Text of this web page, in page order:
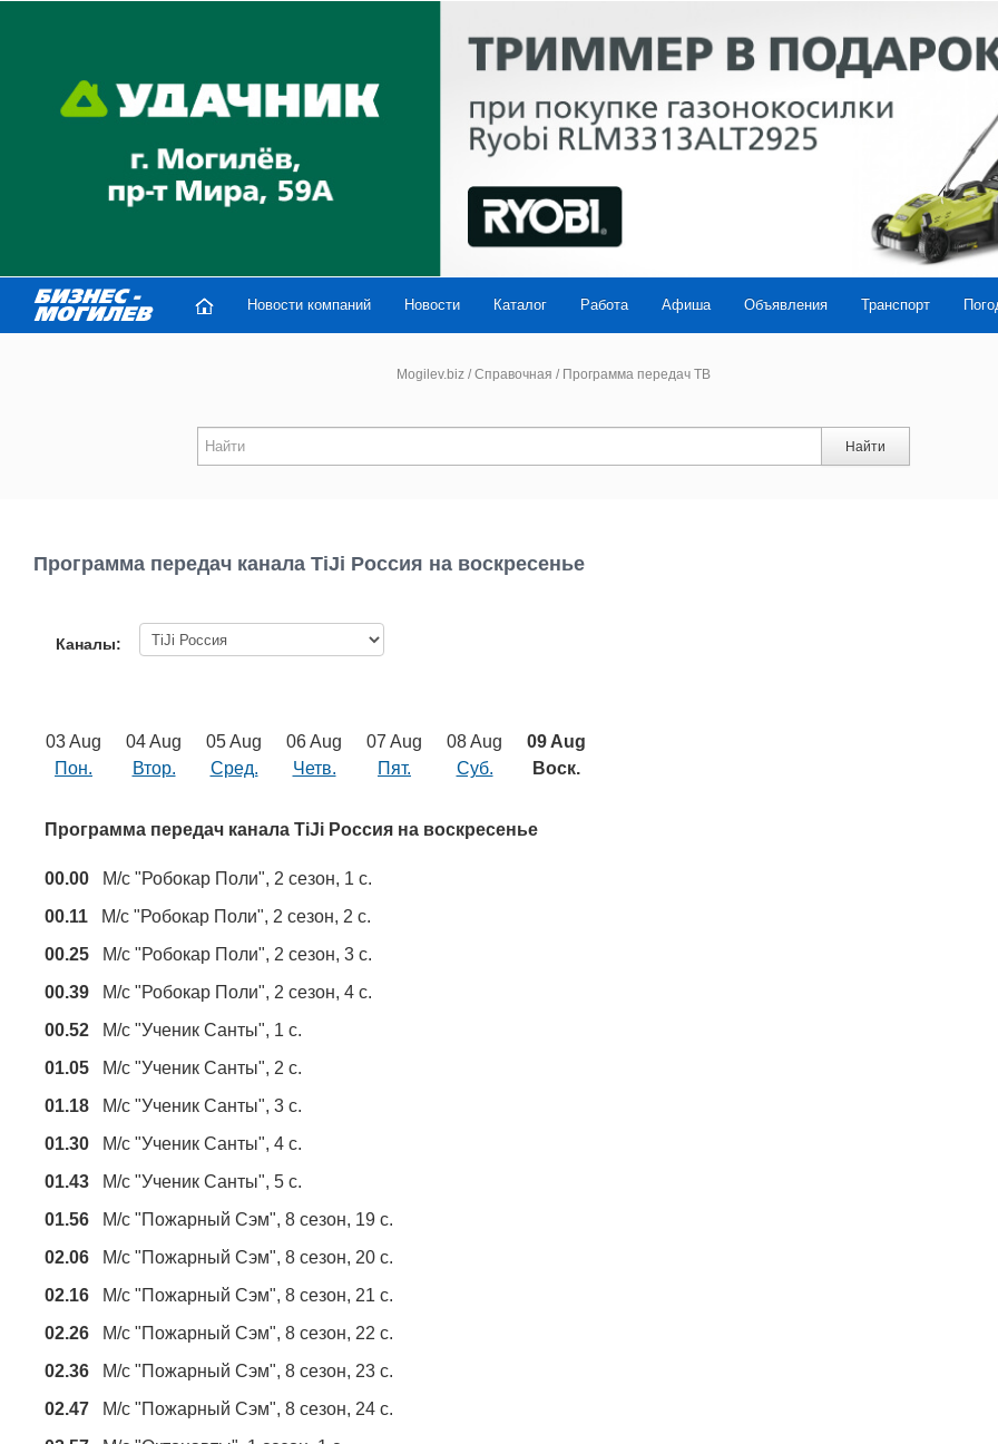
Новости компаний Новости Каталог Работа Афиша Объявления Транспорт
Mogilev.biz / Справочная /Программа передач ТВ
Найти
Программа передач канала TiJi Россия на воскресенье
Каналы:
03 Aug
Пон.
04 Aug
Втор.
05 Aug
Сред.
06 Aug
Четв.
07 Aug
Пят.
08 Aug
Суб.
09 Aug
Воск.
Программа передач канала TiJi Россия на воскресенье
00.00 М/с "Робокар Поли", 2 сезон, 1 с.
00.11 М/с "Робокар Поли", 2 сезон, 2 с.
00.25 М/с "Робокар Поли", 2 сезон, 3 с.
00.39 М/с "Робокар Поли", 2 сезон, 4 с.
00.52 М/с "Ученик Санты", 1 с.
01.05 М/с "Ученик Санты", 2 с.
01.18 М/с "Ученик Санты", 3 с.
01.30 М/с "Ученик Санты", 4 с.
01.43 М/с "Ученик Санты", 5 с.
01.56 М/с "Пожарный Сэм", 8 сезон, 19 с.
02.06 М/с "Пожарный Сэм", 8 сезон, 20 с.
02.16 М/с "Пожарный Сэм", 8 сезон, 21 с.
02.26 М/с "Пожарный Сэм", 8 сезон, 22 с.
02.36 М/с "Пожарный Сэм", 8 сезон, 23 с.
02.47 М/с "Пожарный Сэм", 8 сезон, 24 с.